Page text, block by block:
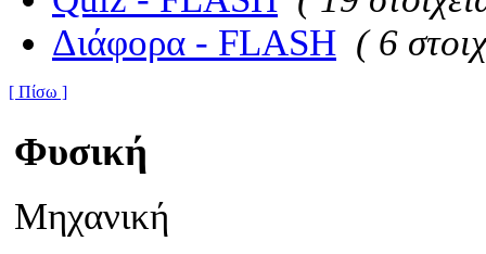
Διάφορα - FLASH ( 6
[ Πίσω ]
Φυσική
Μηχανική